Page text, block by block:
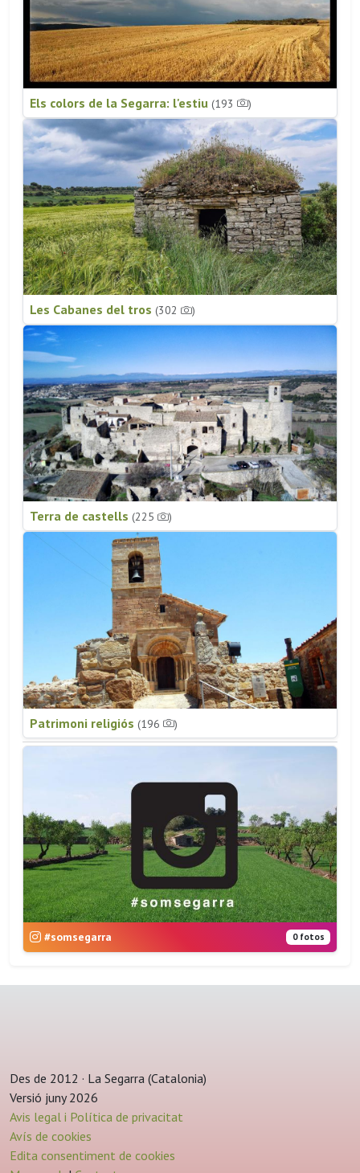
Els colors de la Segarra: l'estiu (193 )
Les Cabanes del tros (302 )
Terra de castells (225 )
Patrimoni religiós (196 )
#somsegarra 0 fotos
Des de 2012 · La Segarra (Catalonia)
Versió juny 2026
Avis legal i Política de privacitat
Avís de cookies
Edita consentiment de cookies